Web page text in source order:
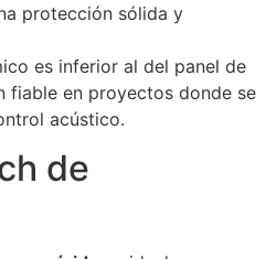
protección sólida y
es inferior al del panel de
fiable en proyectos donde se
acústico.
de